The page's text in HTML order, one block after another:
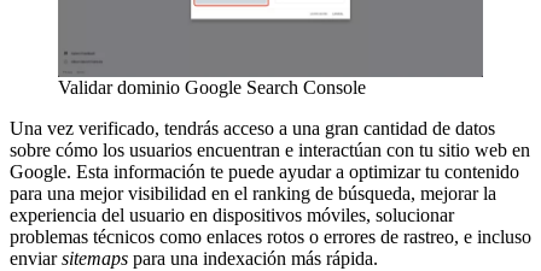
Validar dominio Google Search Console
Una vez verificado, tendrás acceso a una gran cantidad de datos
sobre cómo los usuarios encuentran e interactúan con tu sitio web en
Google. Esta información te puede ayudar a optimizar tu contenido
para una mejor visibilidad en el ranking de búsqueda, mejorar la
experiencia del usuario en dispositivos móviles, solucionar
problemas técnicos como enlaces rotos o errores de rastreo, e incluso
enviarsitemaps para una indexación más rápida.